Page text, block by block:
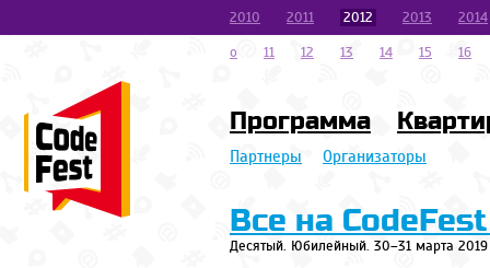
2010 2011 2012 2013
2014
o
11 12 13 14 15 16
Программа
Партнеры Организаторы
Все на
Десятый. Юбилейный. 30–31 марта 2019